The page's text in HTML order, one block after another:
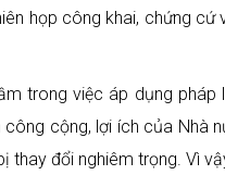
họp công khai, chứng
trong việc áp dụng pháp
công cộng, lợi ích của Nhà
thay đổi nghiêm trọng. Vì